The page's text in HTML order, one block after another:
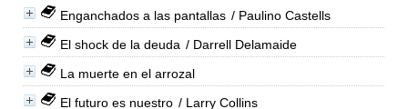
Enganchados a las pantallas / Paulino Castells
El shock de la deuda / Darrell Delamaide
La muerte en el arrozal
El futuro es nuestro / Larry Collins